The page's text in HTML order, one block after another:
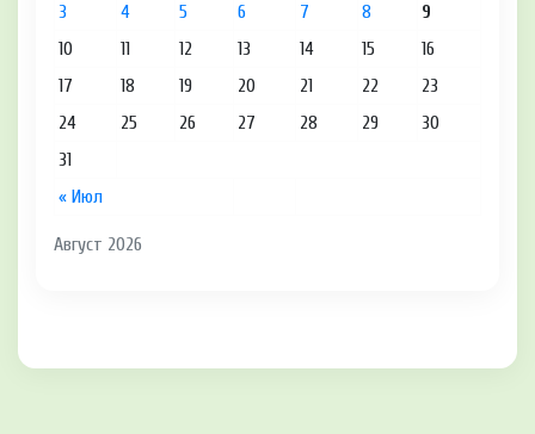
Август 2026
« Июл
3
4 5 6 7 8
9
10
11 12 13 14 15
16
17
18 19 20 21 22
23
24
25 26 27 28 29
30
31